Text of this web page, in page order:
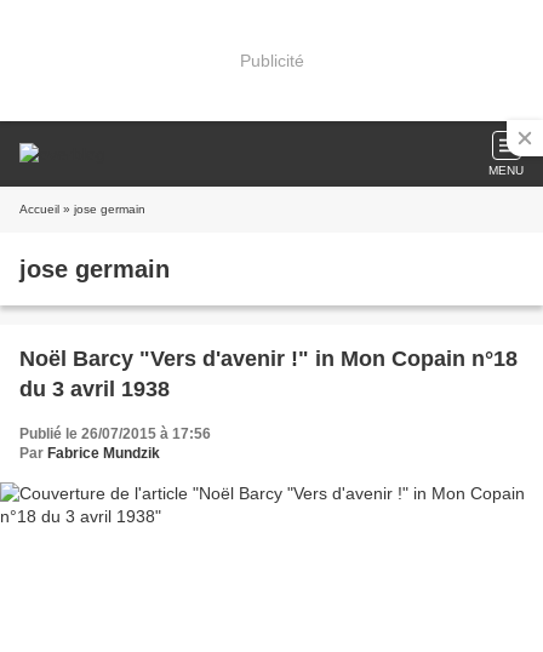
Publicité
MENU
Accueil » jose germain
jose germain
Noël Barcy "Vers d'avenir !" in Mon Copain n°18
du 3 avril 1938
Publié le 26/07/2015 à 17:56
Par Fabrice Mundzik